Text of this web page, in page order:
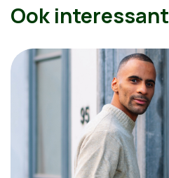
Ook interessant